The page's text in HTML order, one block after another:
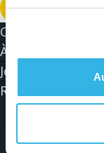
Télécharger le
Contact
À propos d'ORES
Jobs et actualités
Restez connecté